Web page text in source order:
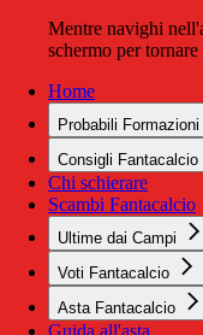
Mentre navighi
schermo per
Home
Probabili Formazioni
Consigli Fantacalcio
Chi schierare
Scambi Fantacalcio
Ultime dai Campi
Voti Fantacalcio
Asta Fantacalcio
Guida all'asta